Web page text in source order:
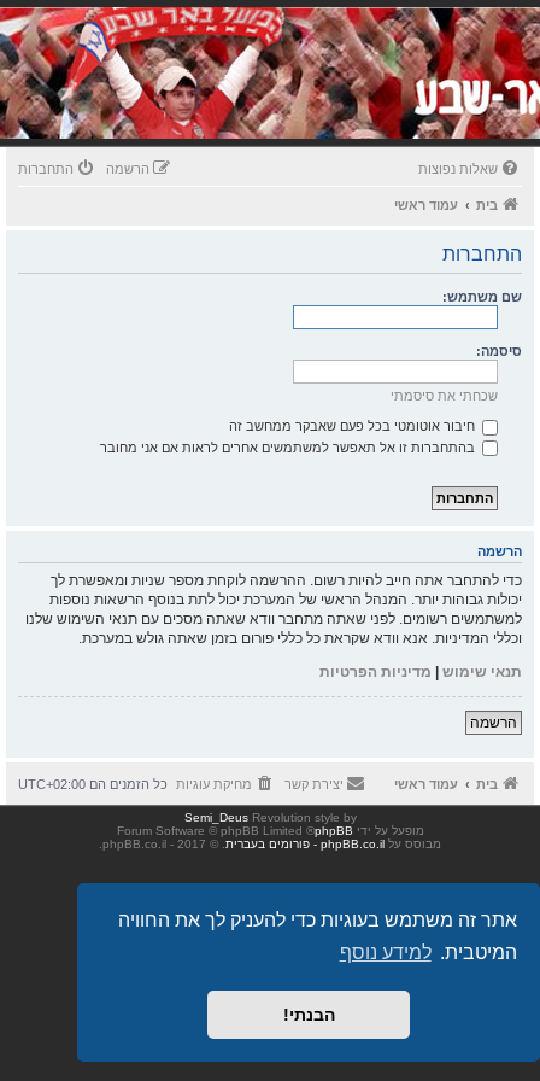
אתר זה משתמש בעוגיות כדי להעניק לך את החוויה
המיטבית. למידע נוסף
הבנתי!
שאלות נפוצות התחברות הרשמה
בית עמוד ראשי
התחברות
שם משתמש:
סיסמה:
שכחתי את סיסמתי
חיבור אוטומטי בכל פעם שאבקר ממחשב זה
בהתחברות זו אל תאפשר למשתמשים אחרים לראות אם אני מחובר
הרשמה
כדי להתחבר אתה חייב להיות רשום. ההרשמה לוקחת מספר שניות ומאפשרת לך
יכולות גבוהות יותר. המנהל הראשי של המערכת יכול לתת בנוסף הרשאות נוספות
למשתמשים רשומים. לפני שאתה מתחבר וודא שאתה מסכים עם תנאי השימוש שלנו
וכללי המדיניות. אנא וודא שקראת כל כללי פורום בזמן שאתה גולש במערכת.
תנאי שימוש | מדיניות הפרטיות
הרשמה
בית עמוד ראשי כל הזמנים הם UTC+02:00 מחיקת עוגיות יצירת קשר
Revolution style by
Semi_Deus
מופעל על ידי phpBB
® Forum Software © phpBB Limited
מבוסס על phpBB.co.il - פורומים בעברית . © 2017 - phpBB.co.il.